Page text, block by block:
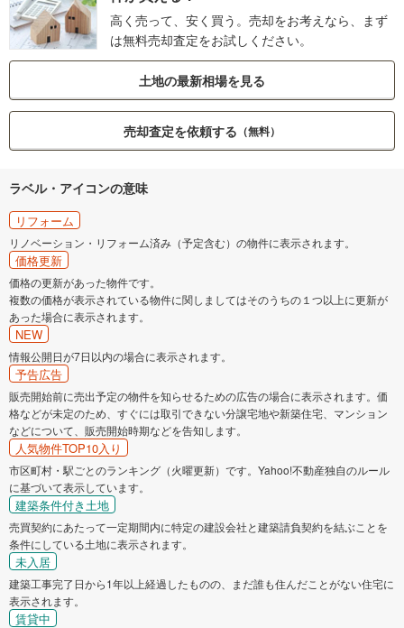
高く売って、安く買う。売却をお考えなら、まず
は無料売却査定をお試しください。
土地の最新相場を見る
売却査定を依頼する （無料）
ラベル・アイコンの意味
リフォーム
リノベーション・リフォーム済み（予定含む）の物件に表示されます。
価格更新
価格の更新があった物件です。
複数の価格が表示されている物件に関しましてはそのうちの１つ以上に更新が
あった場合に表示されます。
NEW
情報公開日が7日以内の場合に表示されます。
予告広告
販売開始前に売出予定の物件を知らせるための広告の場合に表示されます。価
格などが未定のため、すぐには取引できない分譲宅地や新築住宅、マンション
などについて、販売開始時期などを告知します。
人気物件TOP10入り
市区町村・駅ごとのランキング（火曜更新）です。Yahoo!不動産独自のルール
に基づいて表示しています。
建築条件付き土地
売買契約にあたって一定期間内に特定の建設会社と建築請負契約を結ぶことを
条件にしている土地に表示されます。
未入居
建築工事完了日から1年以上経過したものの、まだ誰も住んだことがない住宅に
表示されます。
賃貸中